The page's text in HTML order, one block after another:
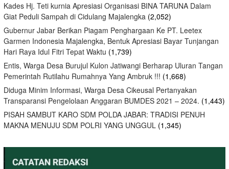
Kades Hj. Teti kurnia Apresiasi Organisasi BINA TARUNA Dalam
Giat Peduli Sampah di Cidulang Majalengka (2,052)
Gubernur Jabar Berikan Piagam Penghargaan Ke PT. Leetex
Garmen Indonesia Majalengka, Bentuk Apresiasi Bayar Tunjangan
Hari Raya Idul Fitri Tepat Waktu (1,739)
Entis, Warga Desa Burujul Kulon Jatiwangi Berharap Uluran Tangan
Pemerintah Rutilahu Rumahnya Yang Ambruk !!! (1,668)
Diduga Minim Informasi, Warga Desa Cikeusal Pertanyakan
Transparansi Pengelolaan Anggaran BUMDES 2021 – 2024. (1,443)
PISAH SAMBUT KARO SDM POLDA JABAR: TRADISI PENUH
MAKNA MENUJU SDM POLRI YANG UNGGUL (1,345)